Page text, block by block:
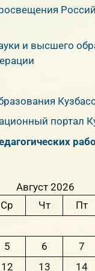
и высшего
портал
Август 2026
Ср Чт Пт
5 6 7
12 13 14